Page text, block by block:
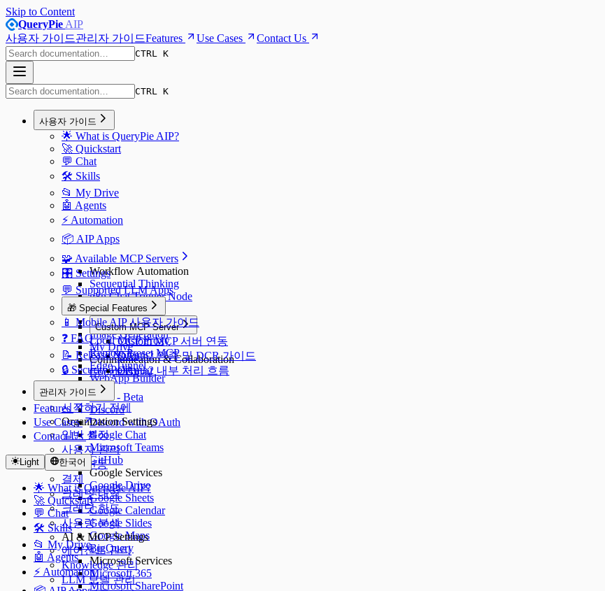
Skip to Content
QueryPie AIP
사용자 가이드관리자 가이드Features Use Cases Contact Us
CTRL K
CTRL K
사용자 가이드
🌟 What is QueryPie AIP?
🚀 Quickstart
💬 Chat
🛠️ Skills
📂 My Drive
🤖 Agents
⚡️ Automation
📦 AIP Apps
🧩 Available MCP Servers
Workflow Automation
Sequential Thinking
n8n Chat Trigger Node
n8n Webhook
Dify API Access
Image Generation
My Drive
Communication & Collaboration
Google Gmail
Slack
Slack - Beta
Discord
Discord with OAuth
Google Chat
Microsoft Teams
GitHub
Google Services
Google Drive
Google Sheets
Google Calendar
Google Slides
Google Maps
BigQuery
Microsoft Services
Microsoft 365
Microsoft SharePoint
🎛️ Settings
💬 Supported LLM Apps
🎁 Special Features
Custom MCP Server
Custom MCP 서버 연동
OAuth2 인증 및 DCR 가이드
OAuth2 내부 처리 흐름
Local MCP Proxy
Remote Preset MCP
Edge Tunnel
WebApp Builder
📱 Mobile AIP 사용자 가이드
❓ FAQ
📝 Release Notes
🔒 Security Policy
관리자 가이드
시작하기 전에
Organization Settings
일반 설정
사용자 관리
SSO 연동
결제
크레딧 내역
크레딧 한도
사용량 분석
AI & MCP Settings
에이전트 관리
Knowledge 관리
LLM 모델 관리
Features
Use Cases
Contact Us
Light 한국어
🌟 What is QueryPie AIP?
🚀 Quickstart
💬 Chat
🛠️ Skills
📂 My Drive
🤖 Agents
⚡️ Automation